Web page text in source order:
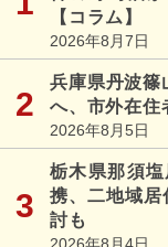
【コラム】
2026年8月7日
兵庫県丹波篠
へ、市外在住
2026年8月5日
栃木県那須
携、二地域
討も